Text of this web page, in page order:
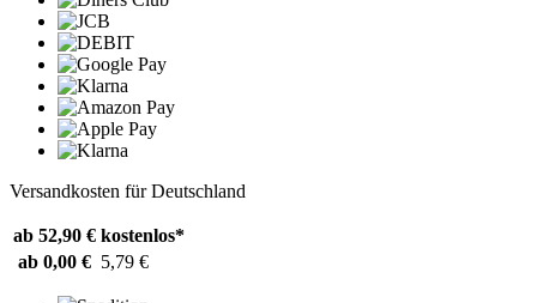
Versandkosten für Deutschland
ab 52,90 € kostenlos*
ab 0,00 € 5,79 €